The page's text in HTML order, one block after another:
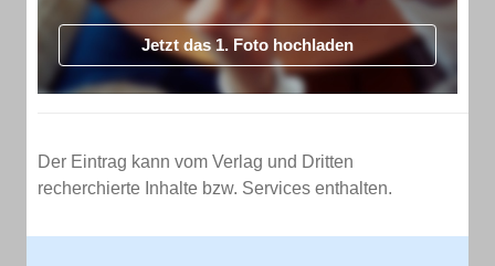
Jetzt das 1. Foto hochladen
Der Eintrag kann vom Verlag und Dritten
recherchierte Inhalte bzw. Services enthalten.